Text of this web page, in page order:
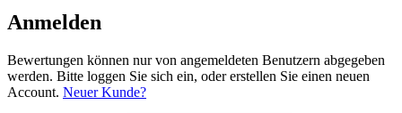
Anmelden
Bewertungen können nur von angemeldeten Benutzern abgegeben
werden. Bitte loggen Sie sich ein, oder erstellen Sie einen neuen
Account. Neuer Kunde?